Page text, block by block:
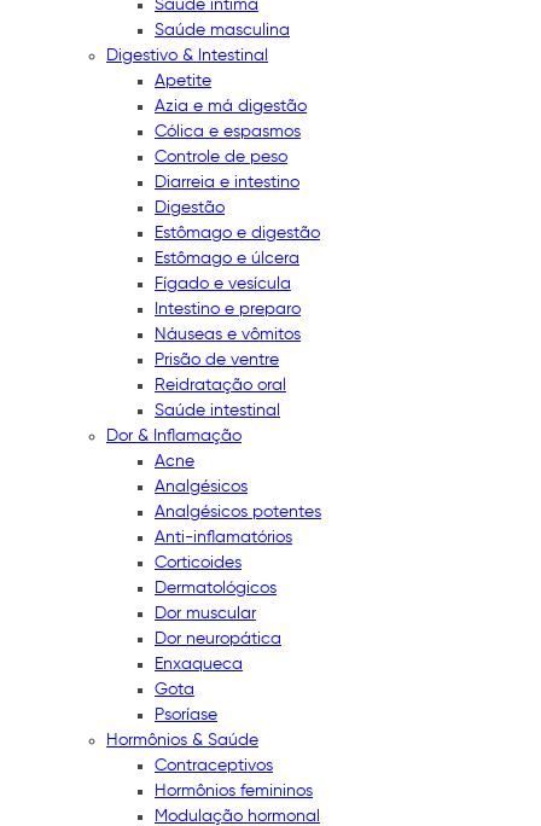
Saúde íntima
Saúde masculina
Digestivo & Intestinal
Apetite
Azia e má digestão
Cólica e espasmos
Controle de peso
Diarreia e intestino
Digestão
Estômago e digestão
Estômago e úlcera
Fígado e vesícula
Intestino e preparo
Náuseas e vômitos
Prisão de ventre
Reidratação oral
Saúde intestinal
Dor & Inflamação
Acne
Analgésicos
Analgésicos potentes
Anti-inflamatórios
Corticoides
Dermatológicos
Dor muscular
Dor neuropática
Enxaqueca
Gota
Psoríase
Hormônios & Saúde
Contraceptivos
Hormônios femininos
Modulação hormonal